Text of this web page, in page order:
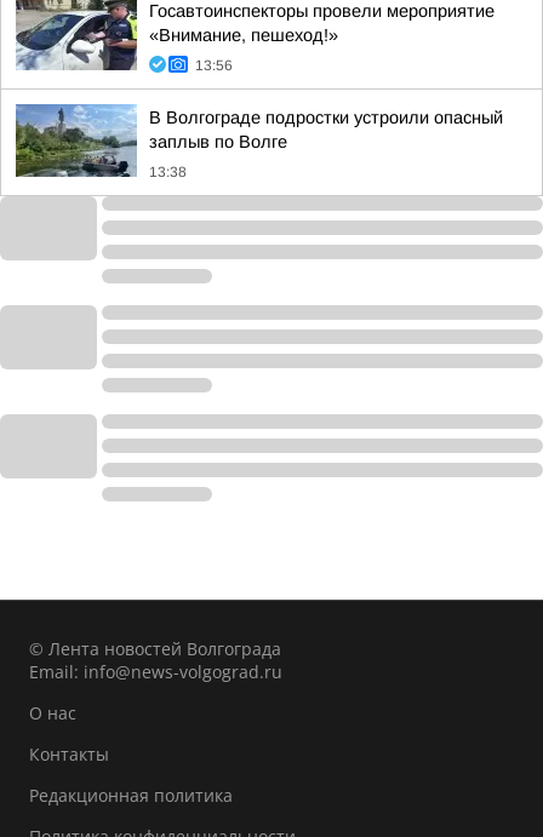
Госавтоинспекторы провели мероприятие
«Внимание, пешеход!»
13:56
В Волгограде подростки устроили опасный
заплыв по Волге
13:38
© Лента новостей Волгограда
Email: info@news-volgograd.ru
О нас
Контакты
Редакционная политика